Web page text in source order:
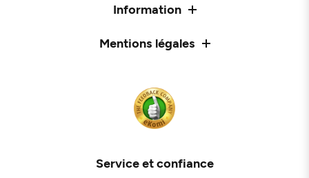
Information
Mentions légales
Service et confiance